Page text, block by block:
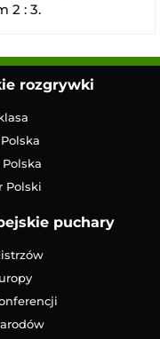
2 : 3.
rozgrywki
Polski
puchary